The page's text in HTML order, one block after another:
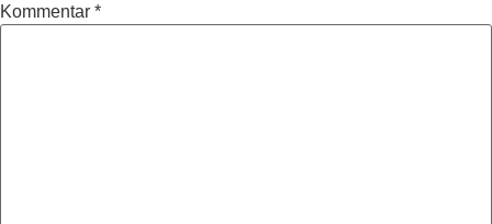
Kommentar *